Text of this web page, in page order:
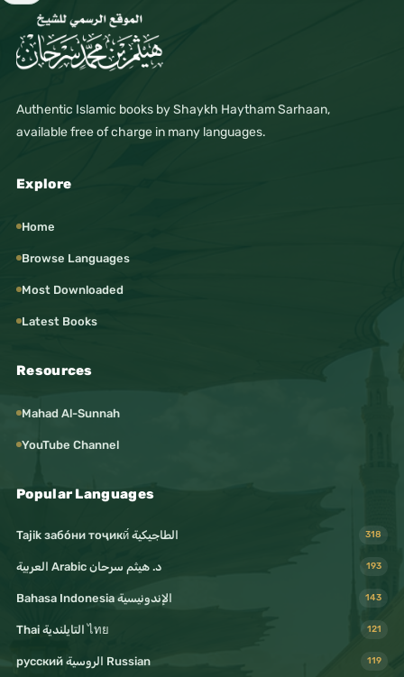
Authentic Islamic books by Shaykh Haytham Sarhaan,
available free of charge in many languages.
Explore
Home
Browse Languages
Most Downloaded
Latest Books
Resources
Mahad Al-Sunnah
YouTube Channel
Popular Languages
Tajik забо́ни тоҷикӣ́ الطاجيكية 318
د. هيثم سرحان Arabic العربية 193
Bahasa Indonesia الإندونيسية 143
Thai التايلندية ไทย 121
русский الروسية Russian 119